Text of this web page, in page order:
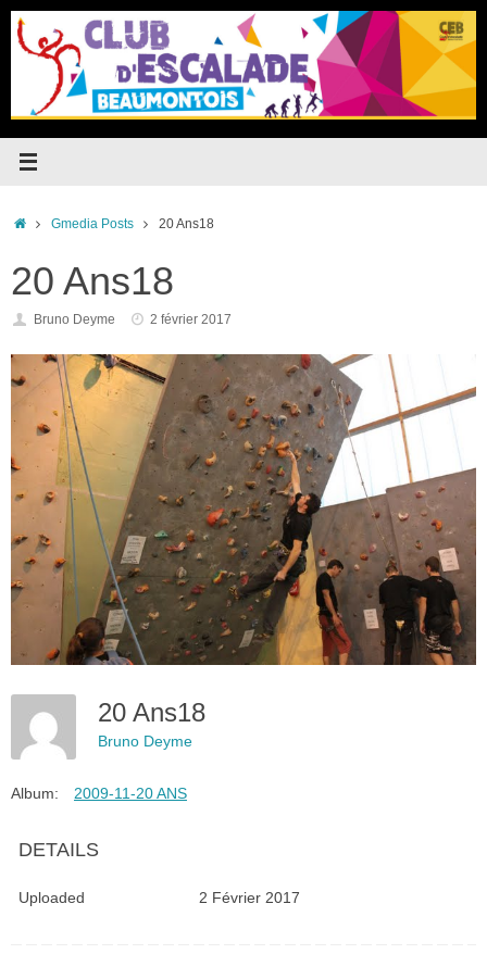
Passer
contenu
Accueil
Gmedia Posts 20 Ans18
20 Ans18
Bruno Deyme 2 février 2017
20 Ans18
Bruno Deyme
Album: 2009-11-20 ANS
DETAILS
Uploaded 2 Février 2017